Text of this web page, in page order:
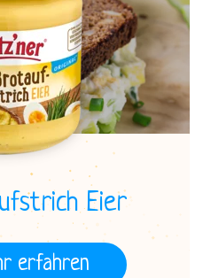
Eier
erfahren